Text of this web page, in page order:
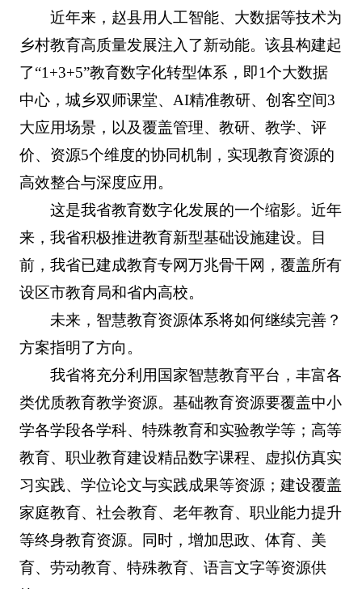
近年来，赵县用人工智能、大数据等技术为
乡村教育高质量发展注入了新动能。该县构建起
了“1+3+5”教育数字化转型体系，即1个大数据
中心，城乡双师课堂、AI精准教研、创客空间3
大应用场景，以及覆盖管理、教研、教学、评
价、资源5个维度的协同机制，实现教育资源的
高效整合与深度应用。
这是我省教育数字化发展的一个缩影。近年
来，我省积极推进教育新型基础设施建设。目
前，我省已建成教育专网万兆骨干网，覆盖所有
设区市教育局和省内高校。
未来，智慧教育资源体系将如何继续完善？
方案指明了方向。
我省将充分利用国家智慧教育平台，丰富各
类优质教育教学资源。基础教育资源要覆盖中小
学各学段各学科、特殊教育和实验教学等；高等
教育、职业教育建设精品数字课程、虚拟仿真实
习实践、学位论文与实践成果等资源；建设覆盖
家庭教育、社会教育、老年教育、职业能力提升
等终身教育资源。同时，增加思政、体育、美
育、劳动教育、特殊教育、语言文字等资源供